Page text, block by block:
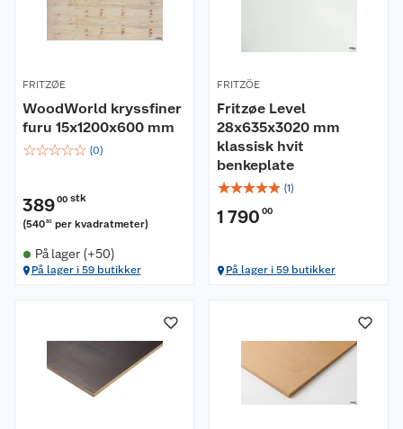
FRITZØE
WoodWorld kryssfiner
furu 15x1200x600 mm
☆☆☆☆☆ (0)
38900 stk
(54030 per kvadratmeter)
På lager (+50)
På lager i 59 butikker
FRITZÖE
Fritzøe Level
28x635x3020 mm
klassisk hvit
benkeplate
☆☆☆☆☆ (1)
1 790 00
På lager i 59 butikker
Kundeservice
Nyheter